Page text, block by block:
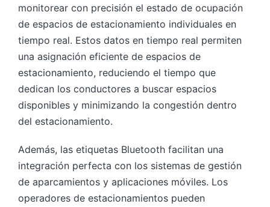
monitorear con precisión el estado de ocupación
de espacios de estacionamiento individuales en
tiempo real. Estos datos en tiempo real permiten
una asignación eficiente de espacios de
estacionamiento, reduciendo el tiempo que
dedican los conductores a buscar espacios
disponibles y minimizando la congestión dentro
del estacionamiento.
Además, las etiquetas Bluetooth facilitan una
integración perfecta con los sistemas de gestión
de aparcamientos y aplicaciones móviles. Los
operadores de estacionamientos pueden